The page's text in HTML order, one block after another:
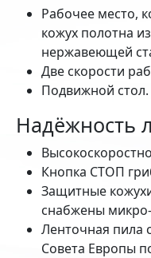
Рабочее место,
кожух полотна
нержавеющей
Две скорости
Подвижной стол.
Надёжность
Кнопка СТОП
Защитные
снабжены
Ленточная пила
Совета Европы